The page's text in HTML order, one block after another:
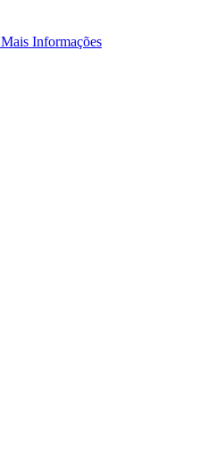
Mais Informações